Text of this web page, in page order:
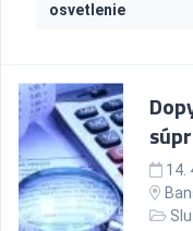
osvetlenie
14.